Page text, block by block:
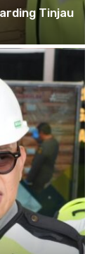
Tinjau